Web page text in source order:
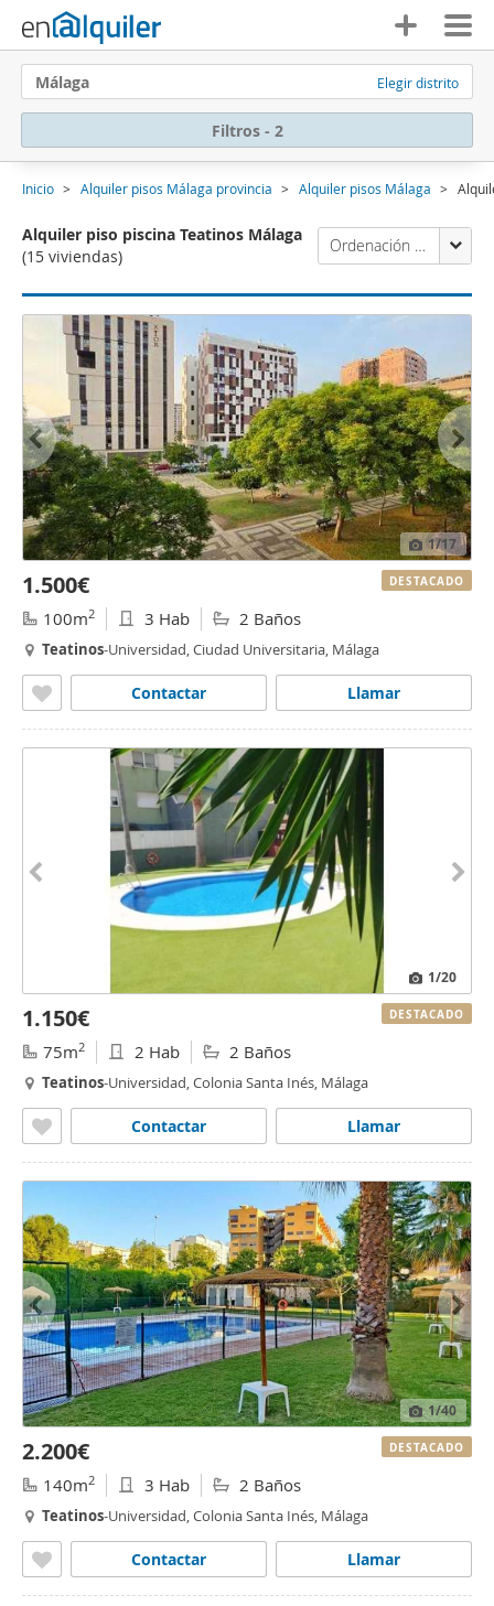
Málaga Elegir distrito
Filtros - 2
Inicio Alquiler pisos Málaga provincia Alquiler pisos Málaga
Alquiler piso piscina Teatinos Málaga
(15 viviendas)
Ordenación Enalquiler
1/17
1.500€
100m2 3 Hab 2 Baños
Teatinos-Universidad, Ciudad Universitaria, Málaga
Llamar
Contactar
DESTACADO
1/20
1.150€
75m2 2 Hab 2 Baños
Teatinos-Universidad, Colonia Santa Inés, Málaga
Llamar
Contactar
DESTACADO
1/40
2.200€
140m2 3 Hab 2 Baños
Teatinos-Universidad, Colonia Santa Inés, Málaga
Llamar
Contactar
DESTACADO